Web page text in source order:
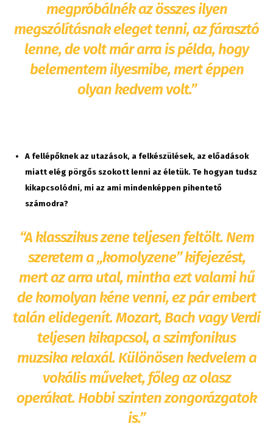
megpróbálnék az összes ilyen
megszólításnak eleget tenni, az fárasztó
lenne, de volt már arra is példa, hogy
belementem ilyesmibe, mert éppen
olyan kedvem volt.”
A fellépőknek az utazások, a felkészülések, az előadások
miatt elég pörgős szokott lenni az életük. Te hogyan tudsz
kikapcsolódni, mi az ami mindenképpen pihentető
számodra?
“A klasszikus zene teljesen feltölt. Nem
szeretem a „komolyzene” kifejezést,
mert az arra utal, mintha ezt valami hű
de komolyan kéne venni, ez pár embert
talán elidegenít. Mozart, Bach vagy Verdi
teljesen kikapcsol, a szimfonikus
muzsika relaxál. Különösen kedvelem a
vokális műveket, főleg az olasz
operákat. Hobbi szinten zongorázgatok
is.”